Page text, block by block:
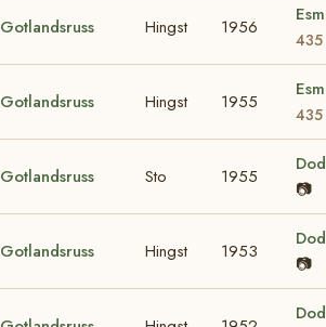
Gotlandsruss Hingst 1956
435
Gotlandsruss Hingst 1955
435
Gotlandsruss Sto 1955
📷
Gotlandsruss Hingst 1953
📷